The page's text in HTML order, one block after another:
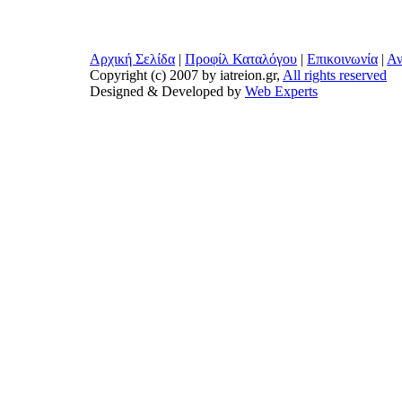
Αρχική Σελίδα | Προφίλ Καταλόγου | Επικοινωνία |
Copyright (c) 2007 by iatreion.gr, All rights reserved
Designed & Developed by Web Experts